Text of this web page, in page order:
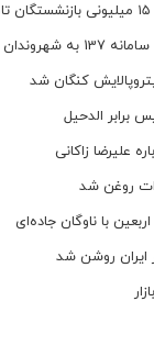
در سال ۱۴۰۱
کنگان شد
برابر الدحیل
علیرضا زاکانی
روغن شد
ایران روشن شد